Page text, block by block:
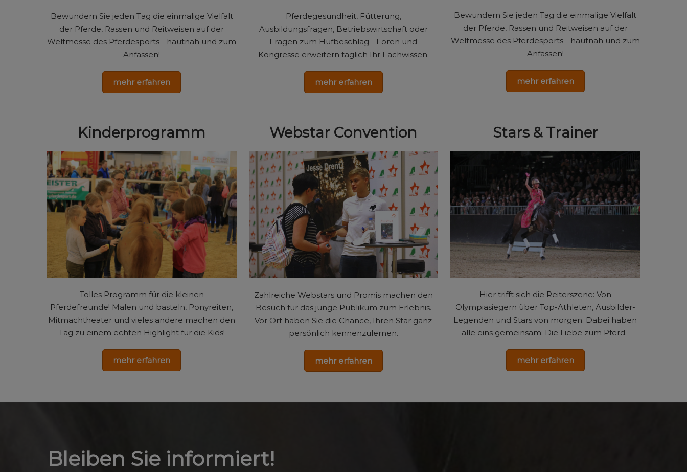
Bewundern Sie jeden Tag die einmalige Vielfalt
der Pferde, Rassen und Reitweisen auf der
Weltmesse des Pferdesports - hautnah und zum
Anfassen!
mehr erfahren
Pferdegesundheit, Fütterung,
Ausbildungsfragen, Betriebswirtschaft oder
Fragen zum Hufbeschlag - Foren und
Kongresse erweitern täglich Ihr Fachwissen.
mehr erfahren
Bewundern Sie jeden Tag die einmalige Vielfalt
der Pferde, Rassen und Reitweisen auf der
Weltmesse des Pferdesports - hautnah und zum
Anfassen!
mehr erfahren
Kinderprogramm
Tolles Programm für die kleinen
Pferdefreunde! Malen und basteln, Ponyreiten,
Mitmachtheater und vieles andere machen den
Tag zu einem echten Highlight für die Kids!
mehr erfahren
Webstar Convention
Zahlreiche Webstars und Promis machen den
Besuch für das junge Publikum zum Erlebnis.
Vor Ort haben Sie die Chance, Ihren Star ganz
persönlich kennenzulernen.
mehr erfahren
Stars & Trainer
Hier trifft sich die Reiterszene: Von
Olympiasiegern über Top-Athleten, Ausbilder-
Legenden und Stars von morgen. Dabei haben
alle eins gemeinsam: Die Liebe zum Pferd.
mehr erfahren
Bleiben Sie informiert!